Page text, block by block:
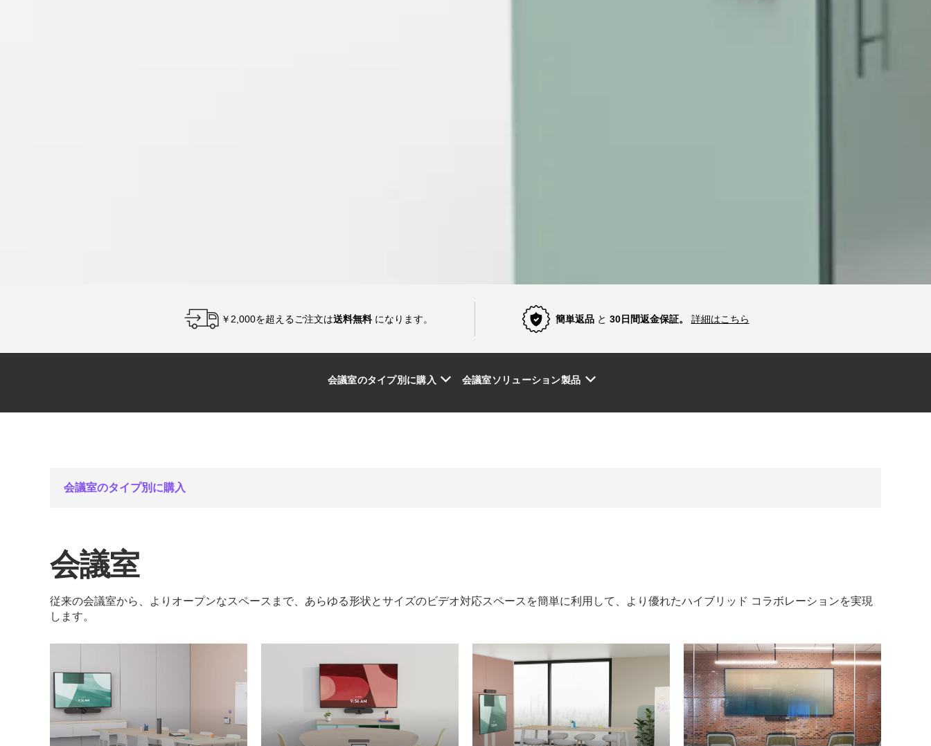
￥2,000を超えるご注文は送料無料になります。 簡単返品と 30日間返金保証。 詳細はこちら
会議室のタイプ別に購入 会議室ソリューション製品
会議室のタイプ別に購入
会議室
従来の会議室から、よりオープンなスペースまで、あらゆる形状とサイズのビデオ対応スペースを簡単に利用して、より優れたハイブリッド コラボレーションを実現
します。